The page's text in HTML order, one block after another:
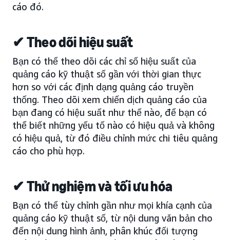
cáo đó.
✔ Theo dõi hiệu suất
Bạn có thể theo dõi các chỉ số hiệu suất của
quảng cáo kỹ thuật số gần với thời gian thực
hơn so với các định dạng quảng cáo truyền
thống. Theo dõi xem chiến dịch quảng cáo của
bạn đang có hiệu suất như thế nào, để bạn có
thể biết những yếu tố nào có hiệu quả và không
có hiệu quả, từ đó điều chỉnh mức chi tiêu quảng
cáo cho phù hợp.
✔ Thử nghiệm và tối ưu hóa
Bạn có thể tùy chỉnh gần như mọi khía cạnh của
quảng cáo kỹ thuật số, từ nội dung văn bản cho
đến nội dung hình ảnh, phân khúc đối tượng